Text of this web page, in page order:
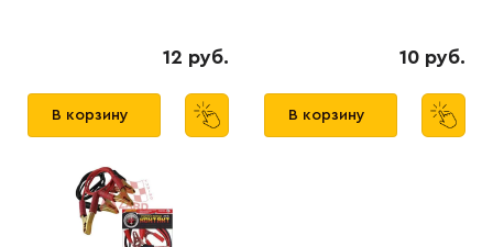
12 руб.
В корзину
10 руб.
В корзину